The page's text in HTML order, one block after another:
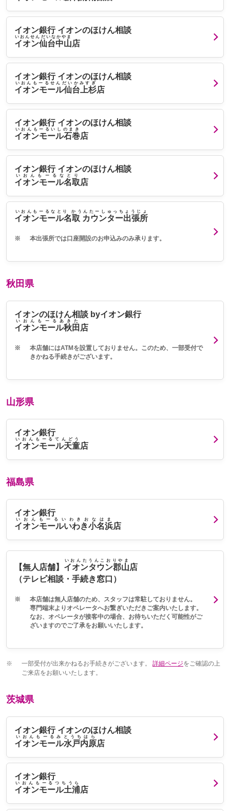
イオン銀行 イオンのほけん相談
イオン仙台中山
いおんせんだいなかやま
店
イオン銀行 イオンのほけん相談
イオンモール仙台上杉
いおんもーるせんだいかみすぎ
店
イオン銀行 イオンのほけん相談
イオンモール石巻
いおんもーるいしのまき
店
イオン銀行 イオンのほけん相談
イオンモール名取
いおんもーるなとり
店
イオンモール名取 カウンター出張所
いおんもーるなとり かうんたーしゅっちょうじょ
※ 本出張所では口座開設のお申込みのみ承ります。
秋田県
イオンのほけん相談 byイオン銀行
イオンモール秋田
いおんもーるあきた
店
※
本店舗にはATMを設置しておりません。このため、一部受付で
きかねる手続きがございます。
山形県
イオン銀行
イオンモール天童
いおんもーるてんどう
店
福島県
イオン銀行
イオンモールいわき小名浜
いおんもーるいわきおなはま
店
【無人店舗】 イオンタウン郡山
いおんたうんこおりやま
店
（テレビ相談・手続き窓口）
※
本店舗は無人店舗のため、スタッフは常駐しておりません。
専門端末よりオペレータへお繋ぎいただきご案内いたします。
なお、オペレータが接客中の場合、お待ちいただく可能性がご
ざいますのでご了承をお願いいたします。
※ 一部受付が出来かねるお手続きがございます。 詳細ページをご確認の上
ご来店をお願いいたします。
茨城県
イオン銀行 イオンのほけん相談
イオンモール水戸内原
いおんもーるみとうちはら
店
イオン銀行
イオンモール土浦
いおんもーるつちうら
店